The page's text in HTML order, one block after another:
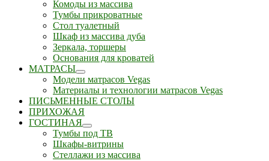
Комоды из массива
Тумбы прикроватные
Стол туалетный
Шкаф из массива дуба
Зеркала, торшеры
Основания для кроватей
МАТРАСЫ
Модели матрасов Vegas
Материалы и технологии матрасов Vegas
ПИСЬМЕННЫЕ СТОЛЫ
ПРИХОЖАЯ
ГОСТИНАЯ
Тумбы под ТВ
Шкафы-витрины
Стеллажи из массива